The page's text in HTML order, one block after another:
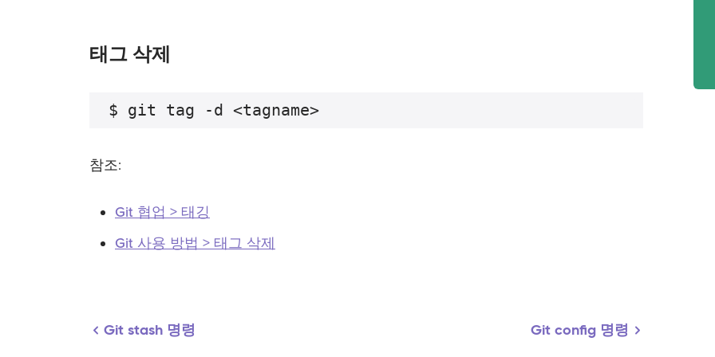
태그 삭제
참조:
Git 협업 > 태깅
Git 사용 방법 > 태그 삭제
Git stash 명령 Git config 명령